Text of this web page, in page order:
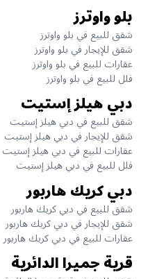
بلو واوترز
شقق للبيع في بلو واوترز
شقق للإيجار في بلو واوترز
عقارات للبيع في بلو واوترز
فلل للبيع في بلو واوترز
دبي هيلز إستيت
شقق للبيع في دبي هيلز إستيت
شقق للإيجار في دبي هيلز إستيت
عقارات للبيع في دبي هيلز إستيت
فلل للبيع في دبي هيلز إستيت
دبي كريك هاربور
شقق للبيع في دبي كريك هاربور
شقق للإيجار في دبي كريك هاربور
عقارات للبيع في دبي كريك هاربور
قرية جميرا الدائرية